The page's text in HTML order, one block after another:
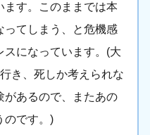
ます。このままでは本
ってしまう、と危機感
スになっています。(大
き、死しか考えられな
があるので、またあの
のです。)